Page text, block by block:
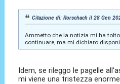
Citazione di: Rorschach il 28 Gen
Ammetto che la notizia mi ha
continuare, ma mi dichiaro
Idem, se rileggo le pagelle
mi viene una tristezza